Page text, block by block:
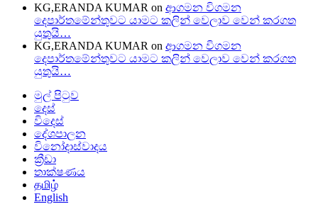
KG,ERANDA KUMAR on ආගමන විගමන
දෙපාර්තමේන්තුවට යාමට කලින් වෙලාව වෙන් කරගත
යුතුයි…
KG,ERANDA KUMAR on ආගමන විගමන
දෙපාර්තමේන්තුවට යාමට කලින් වෙලාව වෙන් කරගත
යුතුයි…
මුල් පිටුව
දෙස්
විදෙස්
දේශපාලන
විනෝදාස්වාදය
ක්‍රීඩා
තාක්ෂණය
தமிழ்
English